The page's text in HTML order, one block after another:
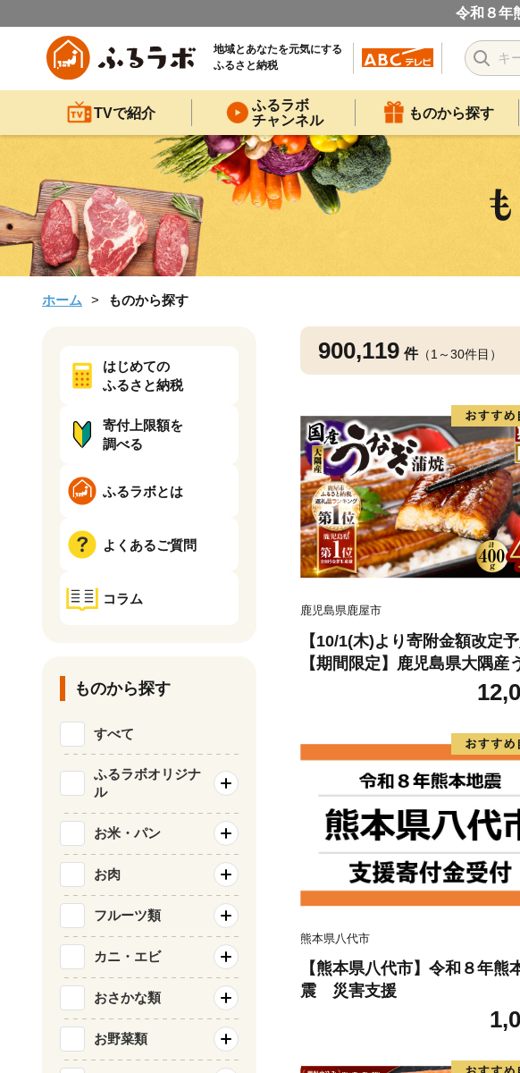
令和８年
地域とあなたを元気にする
ふるさと納税
TVで紹介
ふるラボ
チャンネル
ものから探す
ホーム ものから探す
900,119 件（1～30件目）
鹿児島県鹿屋市
【10/1(木)より寄附金額改定予
【期間限定】鹿児島県大隅産
蒲焼4尾（400g） KN007-
熊本県八代市
【熊本県八代市】令和８年熊
震 災害支援
はじめての
ふるさと納税
寄付上限額を
調べる
ふるラボとは
よくあるご質問
コラム
ものから探す
すべて
ふるラボオリジナ
ル
お米・パン
お肉
フルーツ類
カニ・エビ
おさかな類
お野菜類